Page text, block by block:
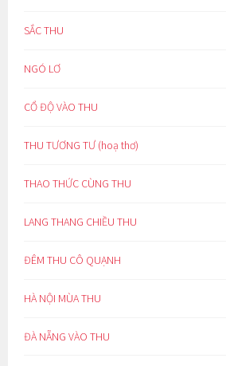
SẮC THU
NGÓ LƠ
CỔ ĐỘ VÀO THU
THU TƯƠNG TƯ (hoạ thơ)
THAO THỨC CÙNG THU
LANG THANG CHIỀU THU
ĐÊM THU CÔ QUẠNH
HÀ NỘI MÙA THU
ĐÀ NẴNG VÀO THU